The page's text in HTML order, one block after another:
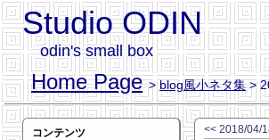
Studio ODIN
odin's small box
Home Page >blog風小ネタ集>
コンテンツ
<< 2018/04/